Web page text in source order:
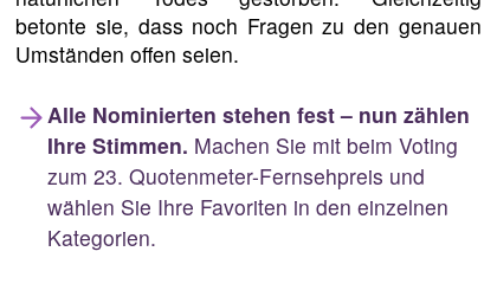
betonte sie, dass noch Fragen zu den genauen
Umständen offen seien.
Alle Nominierten stehen fest – nun zählen
Ihre Stimmen. Machen Sie mit beim Voting
zum 23. Quotenmeter-Fernsehpreis und
wählen Sie Ihre Favoriten in den einzelnen
Kategorien.